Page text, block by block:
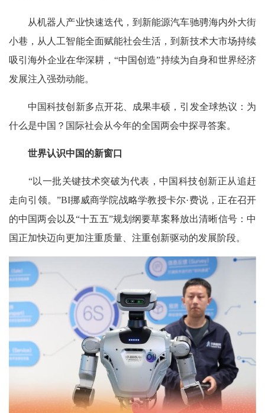
从机器人产业快速迭代，到新能源汽车驰骋海内外大街
小巷，从人工智能全面赋能社会生活，到新技术大市场持续
吸引海外企业在华深耕，“中国创造”持续为自身和世界经济
发展注入强劲动能。
中国科技创新多点开花、成果丰硕，引发全球热议：为
什么是中国？国际社会从今年的全国两会中探寻答案。
世界认识中国的新窗口
“以一批关键技术突破为代表，中国科技创新正从追赶
走向引领。”BI挪威商学院战略学教授卡尔·费说，正在召开
的中国两会以及“十五五”规划纲要草案释放出清晰信号：中
国正加快迈向更加注重质量、注重创新驱动的发展阶段。